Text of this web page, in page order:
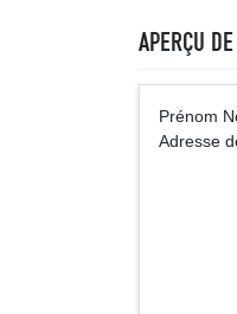
APERÇU
Adresse
A